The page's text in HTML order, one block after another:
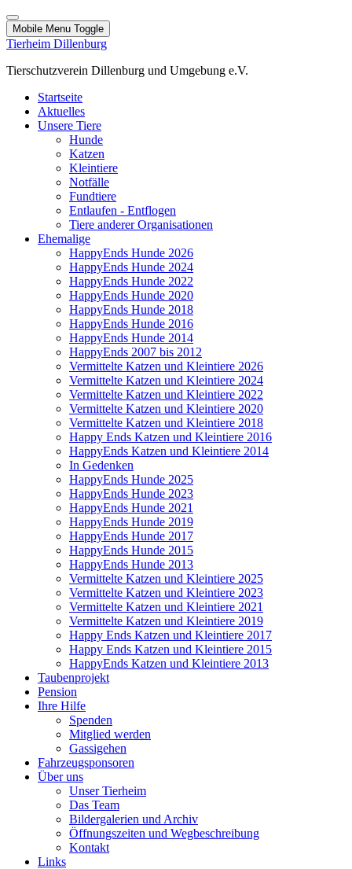
Mobile Menu Toggle
Tierheim Dillenburg
Tierschutzverein Dillenburg und Umgebung e.V.
Startseite
Aktuelles
Unsere Tiere
Hunde
Katzen
Kleintiere
Notfälle
Fundtiere
Entlaufen - Entflogen
Tiere anderer Organisationen
Ehemalige
HappyEnds Hunde 2026
HappyEnds Hunde 2024
HappyEnds Hunde 2022
HappyEnds Hunde 2020
HappyEnds Hunde 2018
HappyEnds Hunde 2016
HappyEnds Hunde 2014
HappyEnds 2007 bis 2012
Vermittelte Katzen und Kleintiere 2026
Vermittelte Katzen und Kleintiere 2024
Vermittelte Katzen und Kleintiere 2022
Vermittelte Katzen und Kleintiere 2020
Vermittelte Katzen und Kleintiere 2018
Happy Ends Katzen und Kleintiere 2016
HappyEnds Katzen und Kleintiere 2014
In Gedenken
HappyEnds Hunde 2025
HappyEnds Hunde 2023
HappyEnds Hunde 2021
HappyEnds Hunde 2019
HappyEnds Hunde 2017
HappyEnds Hunde 2015
HappyEnds Hunde 2013
Vermittelte Katzen und Kleintiere 2025
Vermittelte Katzen und Kleintiere 2023
Vermittelte Katzen und Kleintiere 2021
Vermittelte Katzen und Kleintiere 2019
Happy Ends Katzen und Kleintiere 2017
Happy Ends Katzen und Kleintiere 2015
HappyEnds Katzen und Kleintiere 2013
Taubenprojekt
Pension
Ihre Hilfe
Spenden
Mitglied werden
Gassigehen
Fahrzeugsponsoren
Über uns
Unser Tierheim
Das Team
Bildergalerien und Archiv
Öffnungszeiten und Wegbeschreibung
Kontakt
Links